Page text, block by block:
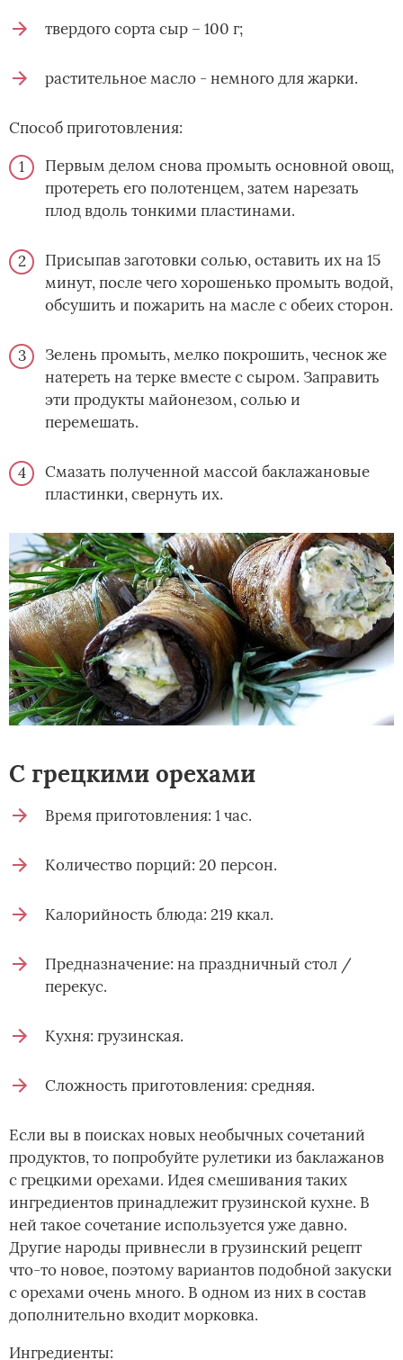
твердого сорта сыр – 100 г;
растительное масло - немного для жарки.
Способ приготовления:
Первым делом снова промыть основной овощ,
протереть его полотенцем, затем нарезать
плод вдоль тонкими пластинами.
Присыпав заготовки солью, оставить их на 15
минут, после чего хорошенько промыть водой,
обсушить и пожарить на масле с обеих сторон.
Зелень промыть, мелко покрошить, чеснок же
натереть на терке вместе с сыром. Заправить
эти продукты майонезом, солью и
перемешать.
Смазать полученной массой баклажановые
пластинки, свернуть их.
С грецкими орехами
Время приготовления: 1 час.
Количество порций: 20 персон.
Калорийность блюда: 219 ккал.
Предназначение: на праздничный стол /
перекус.
Кухня: грузинская.
Сложность приготовления: средняя.
Если вы в поисках новых необычных сочетаний
продуктов, то попробуйте рулетики из баклажанов
с грецкими орехами. Идея смешивания таких
ингредиентов принадлежит грузинской кухне. В
ней такое сочетание используется уже давно.
Другие народы привнесли в грузинский рецепт
что-то новое, поэтому вариантов подобной закуски
с орехами очень много. В одном из них в состав
дополнительно входит морковка.
Ингредиенты: